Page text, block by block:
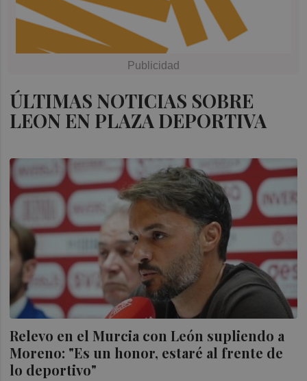
ÚLTIMAS NOTICIAS SOBRE
LEON EN PLAZA DEPORTIVA
Relevo en el Murcia con León supliendo a
Moreno: "Es un honor, estaré al frente de
lo deportivo"